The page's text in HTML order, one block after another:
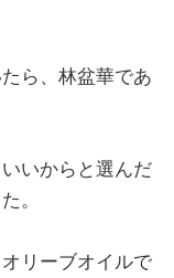
ら、林盆華であ
いからと選んだ
。
リーブオイルで